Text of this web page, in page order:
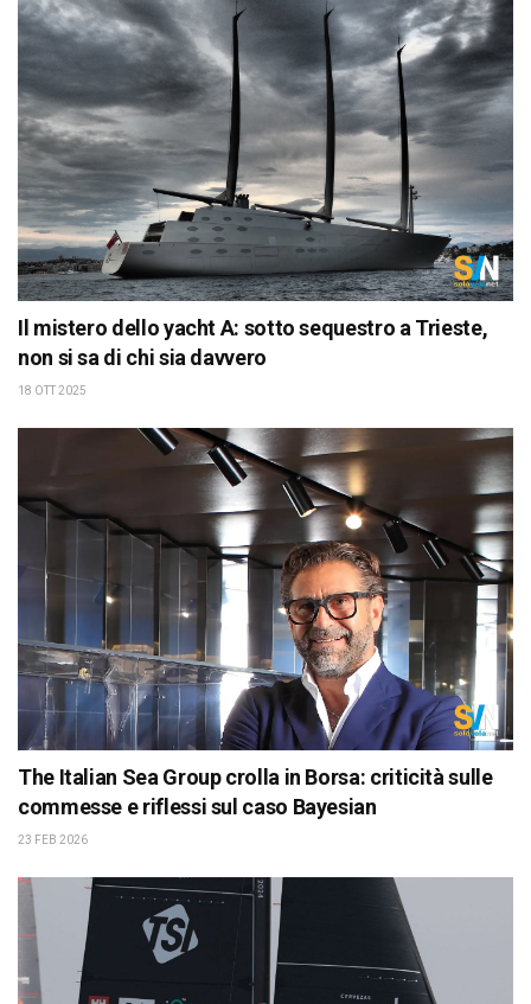
Il mistero dello yacht A: sotto sequestro a Trieste,
non si sa di chi sia davvero
18 OTT 2025
The Italian Sea Group crolla in Borsa: criticità sulle
commesse e riflessi sul caso Bayesian
23 FEB 2026